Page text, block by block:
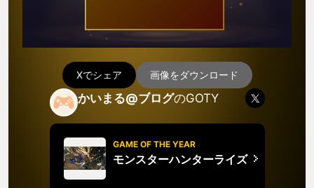
Xでシェア 画像をダウンロード
かいまる@ブログのGOTY
GAME OF THE YEAR
モンスターハンターライズ